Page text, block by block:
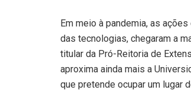
Em meio à pandemia, as
das tecnologias, chegaram a
titular da Pró-Reitoria de
aproxima ainda mais a
que pretende ocupar um lugar